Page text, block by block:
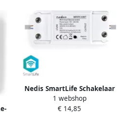
Nedis SmartLife Schakelaar
| Wi-Fi | 2400 W | 90 x 40 x
25 mm | 1 stuks
1 webshop
€ 14,85